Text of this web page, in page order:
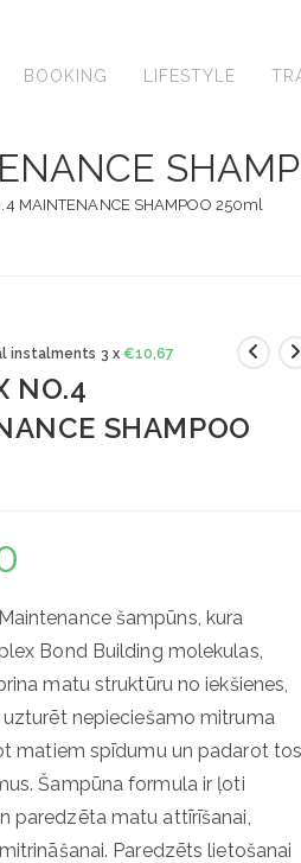
BOOKING LIFESTYLE
MAINTENANCE SHAMPOO 250ml
instalments 3 x €10,67
NO.4
SHAMPOO
šampūns, kura
Bond Building molekulas,
matu struktūru no iekšienes,
nepieciešamo mitruma
matiem spīdumu un padarot
Šampūna formula ir ļoti
paredzēta matu attīrīšanai,
Paredzēts lietošanai